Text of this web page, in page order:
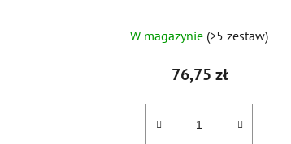
W magazynie (>5 zestaw)
76,75 zł